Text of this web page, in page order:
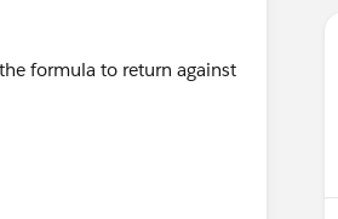
formula to return against